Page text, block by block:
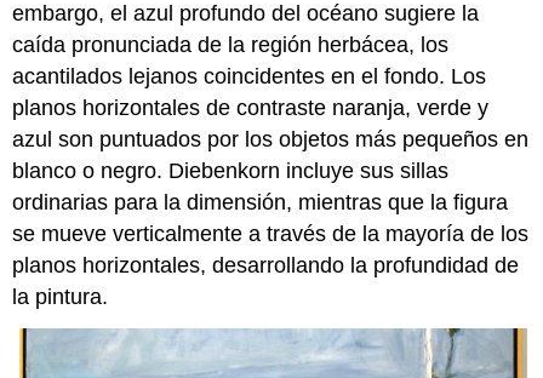
embargo, el azul profundo del océano sugiere la
caída pronunciada de la región herbácea, los
acantilados lejanos coincidentes en el fondo. Los
planos horizontales de contraste naranja, verde y
azul son puntuados por los objetos más pequeños en
blanco o negro. Diebenkorn incluye sus sillas
ordinarias para la dimensión, mientras que la figura
se mueve verticalmente a través de la mayoría de los
planos horizontales, desarrollando la profundidad de
la pintura.